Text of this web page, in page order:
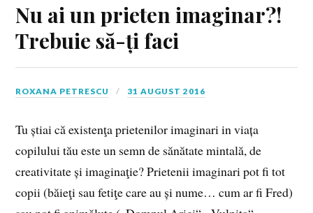
Nu ai un prieten imaginar?!
Trebuie să-ți faci
ROXANA PETRESCU 31 AUGUST 2016
Tu știai că existenţa prietenilor imaginari in viața
copilului tău este un semn de sănătate mintală, de
creativitate și imaginaţie? Prietenii imaginari pot fi tot
copii (băieţi sau fetiţe care au și nume… cum ar fi Fred)